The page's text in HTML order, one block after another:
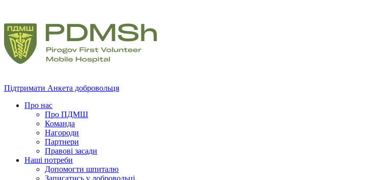
Підтримати Анкета добровольця
Про нас
Про ПДМШ
Команда
Нагороди
Партнери
Правові засади
Наші потреби
Допомогти шпиталю
Записатись у добровольці